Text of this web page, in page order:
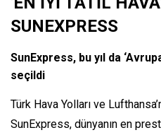
SUNEXPRESS
SunExpress, bu yıl da
seçildi
Türk Hava Yolları ve
SunExpress, dünyanın en